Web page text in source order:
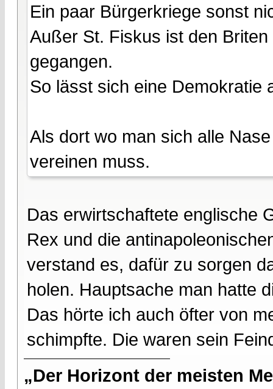
Ein paar Bürgerkriege sonst
Außer St. Fiskus ist den
gegangen.
So lässt sich eine Demokratie
Als dort wo man sich alle
vereinen muss.
Das erwirtschaftete englische
Rex und die
verstand es, dafür zu sorgen
holen. Hauptsache man hatte
Das hörte ich auch öfter von
schimpfte. Die waren sein
„Der Horizont der meisten